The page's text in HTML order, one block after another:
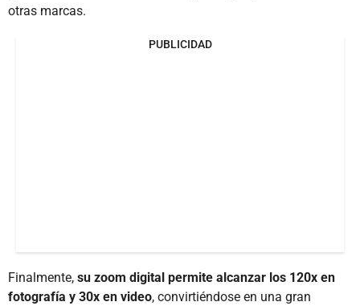
otras marcas.
PUBLICIDAD
Finalmente, su zoom digital permite alcanzar los 120x en
fotografía y 30x en video, convirtiéndose en una gran